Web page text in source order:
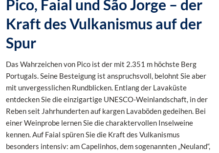
Pico, Faial und São Jorge – der
Kraft des Vulkanismus auf der
Spur
Das Wahrzeichen von Pico ist der mit 2.351 m höchste Berg
Portugals. Seine Besteigung ist anspruchsvoll, belohnt Sie aber
mit unvergesslichen Rundblicken. Entlang der Lavaküste
entdecken Sie die einzigartige UNESCO-Weinlandschaft, in der
Reben seit Jahrhunderten auf kargen Lavaböden gedeihen. Bei
einer Weinprobe lernen Sie die charaktervollen Inselweine
kennen.Auf Faial spüren Sie die Kraft des Vulkanismus
besonders intensiv: am Capelinhos, dem sogenannten „Neuland“,